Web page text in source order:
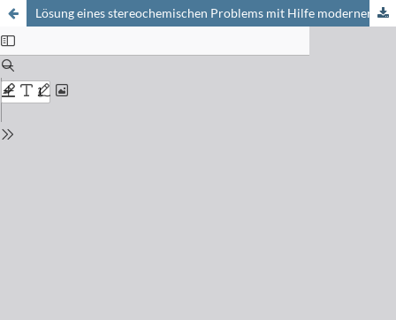
Lösung eines stereochemischen Problems mit Hilfe moderner Methoden der hochauflösenden Kernresonanz